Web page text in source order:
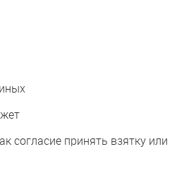
согласие принять взятку или